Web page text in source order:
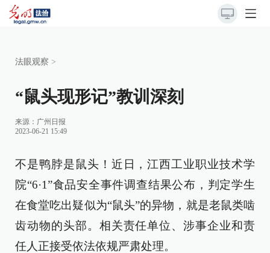
法眼观察 >
“鼠头现形记”教训深刻
来源： 广州日报
2023-06-21 15:49
不是鸭脖是鼠头！近日，江西工业职业技术学
院“6·1”食品安全事件调查结果公布，判定学生
在食堂吃出疑似为“鼠头”的异物，就是老鼠类啮
齿动物的头部。相关责任单位、涉事企业和责
任人正接受依法依规严肃处理。